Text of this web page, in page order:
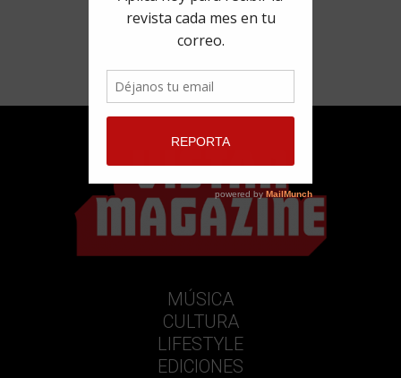
MÚSICA
CULTURA
LIFESTYLE
EDICIONES